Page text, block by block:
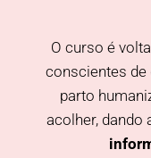
O curso é
conscientes de
parto
acolher, dando